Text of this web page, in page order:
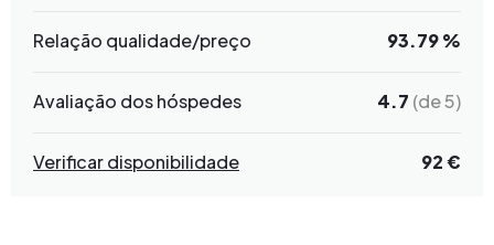
Relação qualidade/preço 93.79 %
Avaliação dos hóspedes 4.7 (de 5)
Verificar disponibilidade 92 €